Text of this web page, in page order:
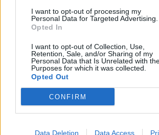
I want to opt-out of processing my
Personal Data for Targeted Advertising.
Opted In
I want to opt-out of Collection, Use,
Retention, Sale, and/or Sharing of my
Personal Data that Is Unrelated with
Purposes for which it was collected.
Opted Out
CONFIRM
Data Deletion Data Access
Notícias Populares